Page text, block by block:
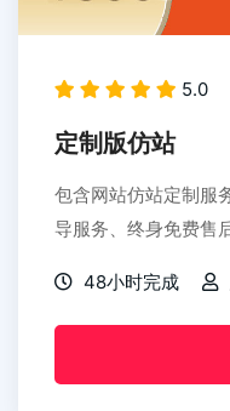
5.0
定制版仿站
包含网站仿站定制服
导服务、终身免费售
48小时完成